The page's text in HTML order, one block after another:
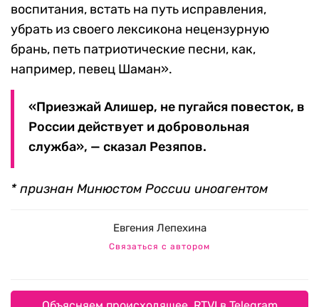
воспитания, встать на путь исправления,
убрать из своего лексикона нецензурную
брань, петь патриотические песни, как,
например, певец Шаман».
«Приезжай Алишер, не пугайся повесток, в
России действует и добровольная
служба», — сказал Резяпов.
* признан Минюстом России иноагентом
Евгения Лепехина
Связаться с автором